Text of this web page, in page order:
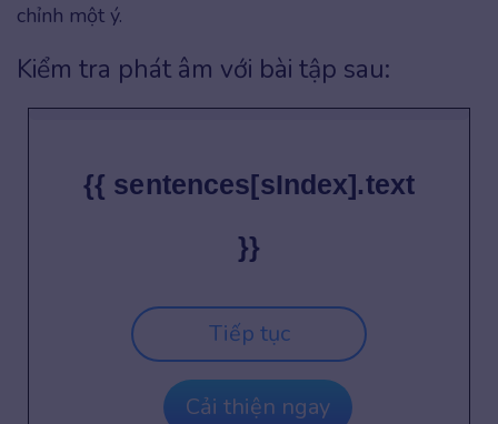
chỉnh một ý.
Kiểm tra phát âm với bài tập sau:
{{ sentences[sIndex].text
}}
Tiếp tục
Cải thiện ngay